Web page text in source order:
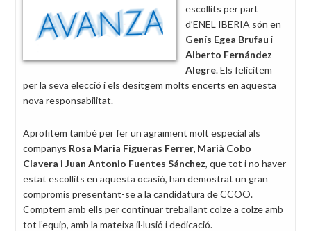
escollits per part
d’ENEL IBERIA són en
Genís Egea Brufau i
Alberto Fernández
Alegre. Els felicitem
per la seva elecció i els desitgem molts encerts en aquesta
nova responsabilitat.
Aprofitem també per fer un agraïment molt especial als
companys Rosa Maria Figueras Ferrer, Marià Cobo
Clavera i Juan Antonio Fuentes Sánchez, que tot i no haver
estat escollits en aquesta ocasió, han demostrat un gran
compromís presentant-se a la candidatura de CCOO.
Comptem amb ells per continuar treballant colze a colze amb
tot l’equip, amb la mateixa il·lusió i dedicació.